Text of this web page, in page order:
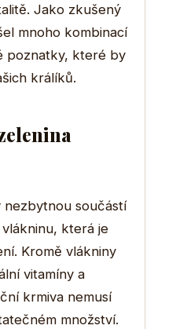
Jako zkušený
mnoho kombinací
poznatky, které by
králíků.
nezbytnou součástí
která je
Kromě vlákniny
vitamíny a
krmiva nemusí
množství.